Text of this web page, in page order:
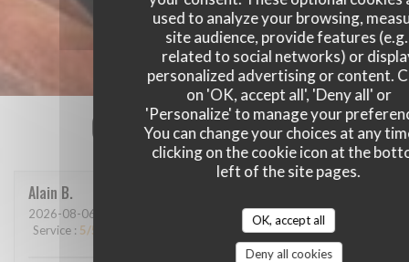
used to analyze your browsing,
site audience, provide features
related to social networks) or
personalized advertising or content.
on 'OK, accept all', 'Deny all' or
'Personalize' to manage your
You can change your choices at any
clicking on the cookie icon at the
left of the site pages.
OK, accept all
Deny all cookies
Our customer ratings
Alain B
2026-08-06
Service : 5/5 /5 Value:4/5